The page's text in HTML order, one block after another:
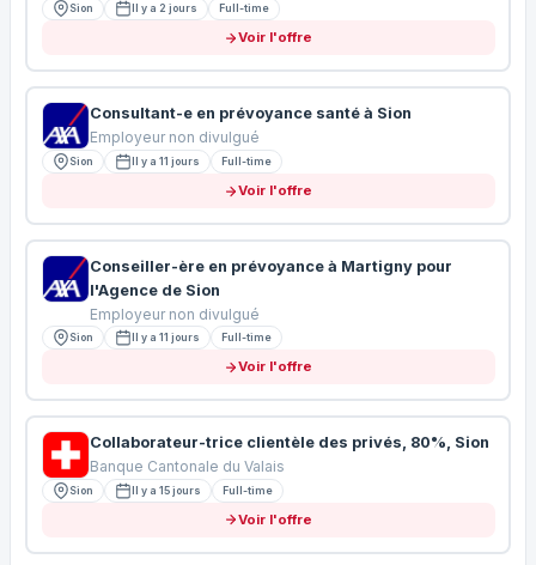
Sion Il y a 2 jours Full-time
Voir l'offre
Consultant-e en prévoyance santé à Sion
Employeur non divulgué
Sion Il y a 11 jours Full-time
Voir l'offre
Conseiller-ère en prévoyance à Martigny pour
l'Agence de Sion
Employeur non divulgué
Sion Il y a 11 jours Full-time
Voir l'offre
Collaborateur-trice clientèle des privés, 80%, Sion
Banque Cantonale du Valais
Sion Il y a 15 jours Full-time
Voir l'offre